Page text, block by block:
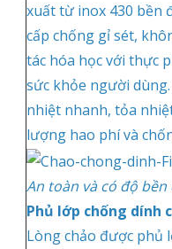
xuất từ inox 430 bền
cấp chống gỉ sét,
tác hóa học với thực
sức khỏe người
nhiệt nhanh, tỏa
lượng hao phí và
An toàn và có độ bền
Phủ lớp chống dính
Lòng chảo được phủ